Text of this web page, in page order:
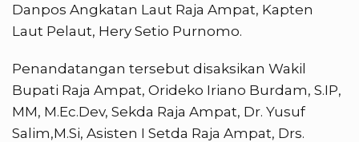
Danpos Angkatan Laut Raja Ampat, Kapten
Laut Pelaut, Hery Setio Purnomo.
Penandatangan tersebut disaksikan Wakil
Bupati Raja Ampat, Orideko Iriano Burdam, S.IP,
MM, M.Ec.Dev, Sekda Raja Ampat, Dr. Yusuf
Salim,M.Si, Asisten I Setda Raja Ampat, Drs.